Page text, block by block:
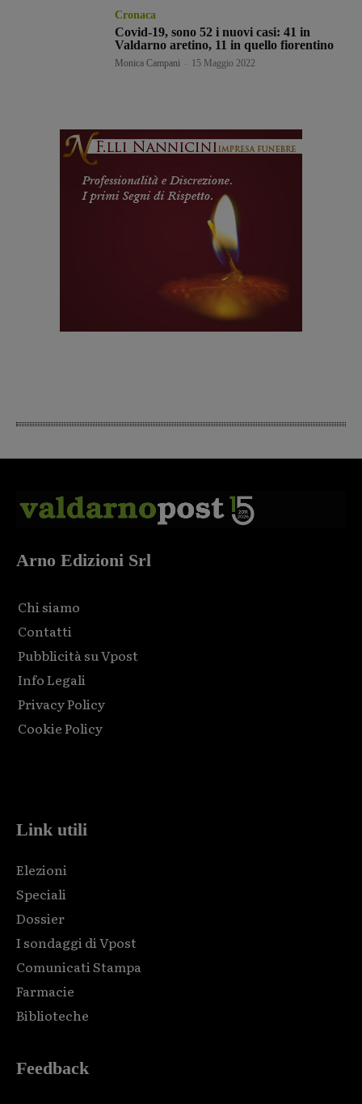
Cronaca
Covid-19, sono 52 i nuovi casi: 41 in
Valdarno aretino, 11 in quello fiorentino
Monica Campani 15 Maggio 2022
Arno Edizioni Srl
Chi siamo
Contatti
Pubblicità su Vpost
Info Legali
Privacy Policy
Cookie Policy
Link utili
Elezioni
Speciali
Dossier
I sondaggi di Vpost
Comunicati Stampa
Farmacie
Biblioteche
Feedback